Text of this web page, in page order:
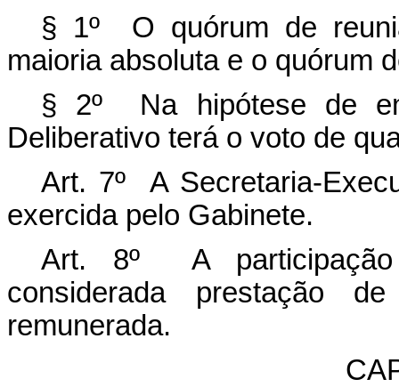
§ 1º O quórum de
maioria absoluta e o quórum
§ 2º Na hipótese de
Deliberativo terá o voto de
Art. 7º A Secretaria-
exercida pelo Gabinete.
Art. 8º A participação
considerada prestação
remunerada.